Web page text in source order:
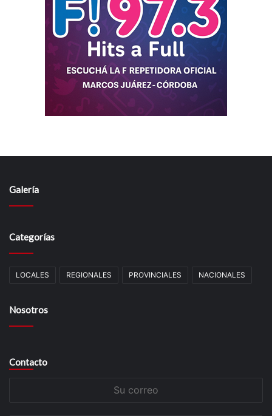
Galería
Categorías
LOCALES REGIONALES PROVINCIALES NACIONALES
Nosotros
Contacto